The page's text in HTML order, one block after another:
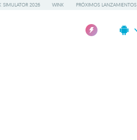
SIMULATOR 2026 WINK PRÓXIMOS LANZAMIENTOS